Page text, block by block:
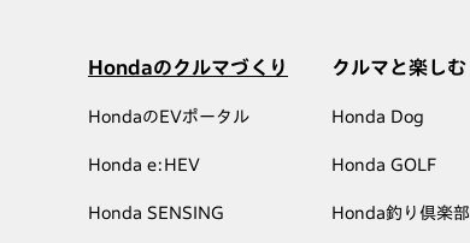
Hondaのクルマづくり
HondaのEVポータル
Honda e:HEV
Honda SENSING
クルマと楽しむ
Honda Dog
Honda GOLF
Honda釣り倶楽部